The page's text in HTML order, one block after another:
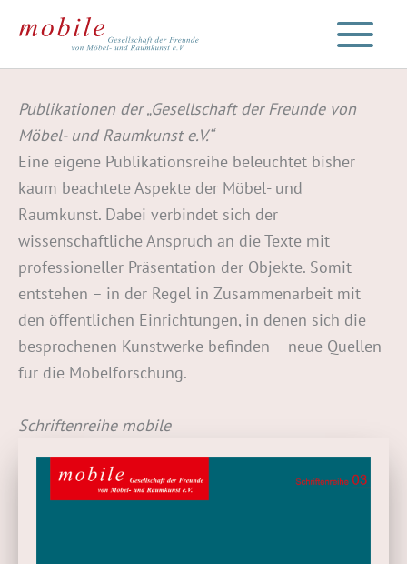
Inhalt
springen
Publikationen der „Gesellschaft der Freunde von
Möbel- und Raumkunst e.V.“
Eine eigene Publikationsreihe beleuchtet bisher
kaum beachtete Aspekte der Möbel- und
Raumkunst. Dabei verbindet sich der
wissenschaftliche Anspruch an die Texte mit
professioneller Präsentation der Objekte. Somit
entstehen – in der Regel in Zusammenarbeit mit
den öffentlichen Einrichtungen, in denen sich die
besprochenen Kunstwerke befinden – neue Quellen
für die Möbelforschung.
Schriftenreihe mobile